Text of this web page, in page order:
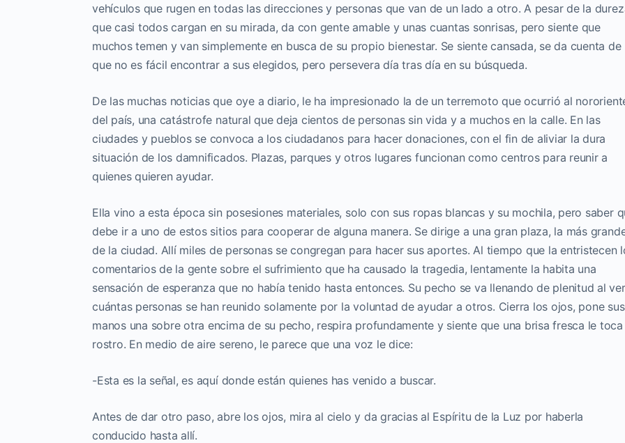
vehículos que rugen en todas las direcciones y personas que van de un lado a otro. A pesar de la
que casi todos cargan en su mirada, da con gente amable y unas cuantas sonrisas, pero siente que
muchos temen y van simplemente en busca de su propio bienestar. Se siente cansada, se da cuenta de
que no es fácil encontrar a sus elegidos, pero persevera día tras día en su búsqueda.
De las muchas noticias que oye a diario, le ha impresionado la de un terremoto que ocurrió al
del país, una catástrofe natural que deja cientos de personas sin vida y a muchos en la calle. En las
ciudades y pueblos se convoca a los ciudadanos para hacer donaciones, con el fin de aliviar la dura
situación de los damnificados. Plazas, parques y otros lugares funcionan como centros para reunir a
quienes quieren ayudar.
Ella vino a esta época sin posesiones materiales, solo con sus ropas blancas y su mochila, pero saber
debe ir a uno de estos sitios para cooperar de alguna manera. Se dirige a una gran plaza, la más
de la ciudad. Allí miles de personas se congregan para hacer sus aportes. Al tiempo que la entristecen
comentarios de la gente sobre el sufrimiento que ha causado la tragedia, lentamente la habita una
sensación de esperanza que no había tenido hasta entonces. Su pecho se va llenando de plenitud al ver
cuántas personas se han reunido solamente por la voluntad de ayudar a otros. Cierra los ojos, pone sus
manos una sobre otra encima de su pecho, respira profundamente y siente que una brisa fresca le toca
rostro. En medio de aire sereno, le parece que una voz le dice:
-Esta es la señal, es aquí donde están quienes has venido a buscar.
Antes de dar otro paso, abre los ojos, mira al cielo y da gracias al Espíritu de la Luz por haberla
conducido hasta allí.